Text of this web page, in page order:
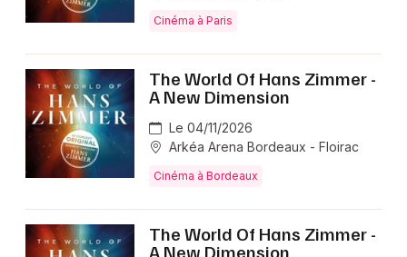
Cinéma à Paris
The World Of Hans Zimmer -
A New Dimension
Le 04/11/2026
Arkéa Arena Bordeaux - Floirac
Cinéma à Bordeaux
The World Of Hans Zimmer -
A New Dimension